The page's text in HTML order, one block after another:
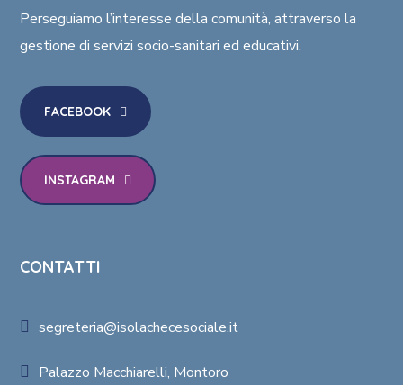
Perseguiamo l’interesse della comunità, attraverso la
gestione di servizi socio-sanitari ed educativi.
FACEBOOK
INSTAGRAM
CONTATTI
segreteria@isolachecesociale.it
Palazzo Macchiarelli, Montoro